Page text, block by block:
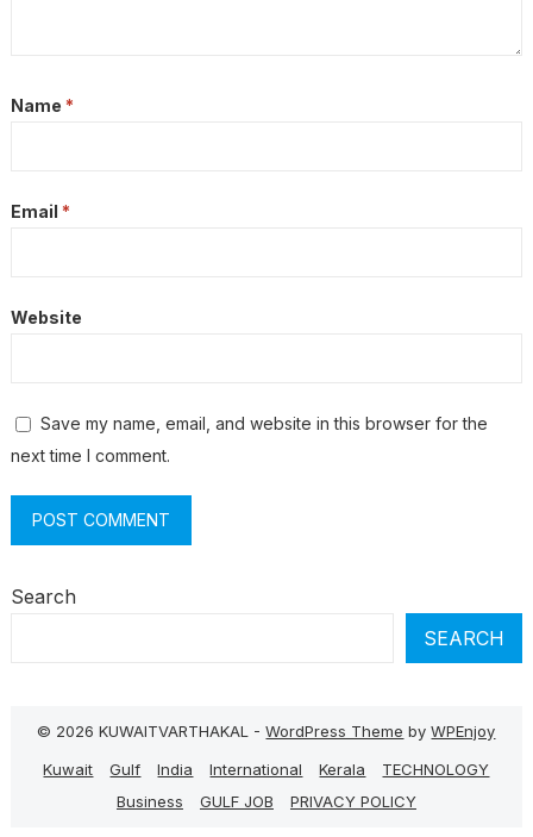
Name *
Email *
Website
Save my name, email, and website in this browser for the
next time I comment.
Search
SEARCH
© 2026 KUWAITVARTHAKAL -WordPress Theme byWPEnjoy
Kuwait
Gulf India International Kerala
TECHNOLOGY
Business
GULF JOB PRIVACY POLICY